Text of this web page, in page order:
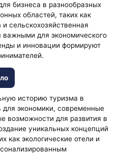
бизнеса в разнообразных
областей, таких как
сельскохозяйственная
важными для экономического
и инновации формируют
историю туризма в
для экономики, современные
возможности для развития в
уникальных концепций
как экологические отели и